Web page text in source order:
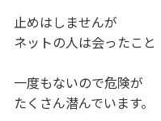
止めはしませんが
ネットの人は会ったこと
一度もないので危険が
たくさん潜んでいます。